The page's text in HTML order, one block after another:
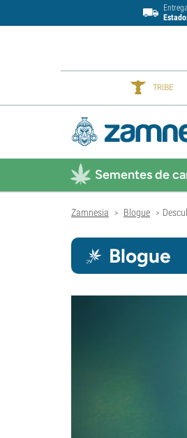
TRIBE
Sementes de
Zamnesia > Blogue >
Blogue